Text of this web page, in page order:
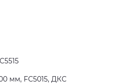
мм, FC5015, ДКС